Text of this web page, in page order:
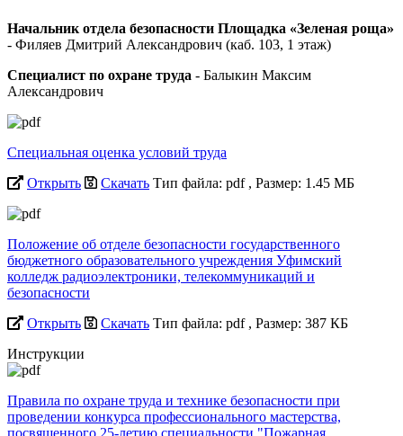
Начальник отдела безопасности Площадка «Зеленая роща»
- Филяев Дмитрий Александрович (каб. 103, 1 этаж)
Специалист по охране труда - Балыкин Максим
Александрович
Специальная оценка условий труда
Открыть
Скачать Тип файла: pdf , Размер: 1.45 МБ
Положение об отделе безопасности государственного
бюджетного образовательного учреждения Уфимский
колледж радиоэлектроники, телекоммуникаций и
безопасности
Открыть
Скачать Тип файла: pdf , Размер: 387 КБ
Инструкции
Правила по охране труда и технике безопасности при
проведении конкурса профессионального мастерства,
посвященного 25-летию специальности "Пожарная